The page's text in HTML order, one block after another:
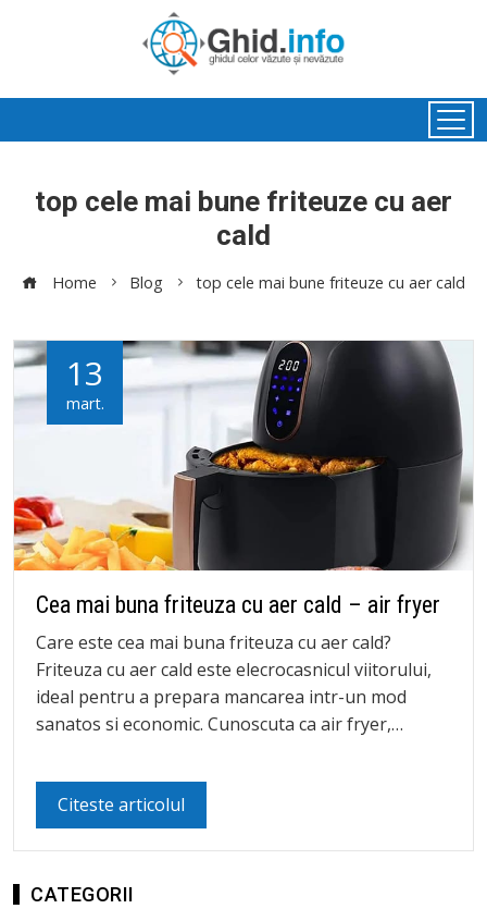
top cele mai bune friteuze cu aer
cald
Home Blog top cele mai bune friteuze cu aer cald
13
mart.
Cea mai buna friteuza cu aer cald – air fryer
Care este cea mai buna friteuza cu aer cald?
Friteuza cu aer cald este elecrocasnicul viitorului,
ideal pentru a prepara mancarea intr-un mod
sanatos si economic. Cunoscuta ca air fryer,…
Citeste articolul
CATEGORII